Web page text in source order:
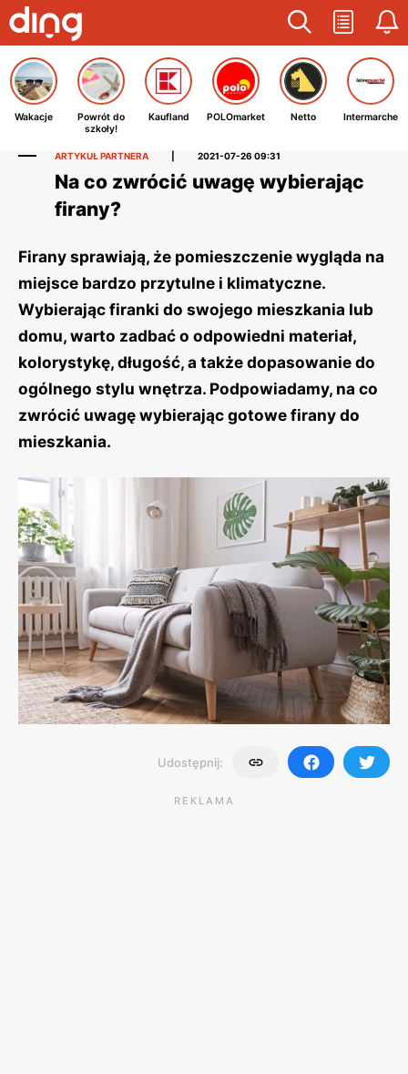
Wakacje
Powrót do
szkoły!
Kaufland POLOmarket Netto Intermarche
ARTYKUŁ PARTNERA 2021-07-26 09:31
Na co zwrócić uwagę wybierając
firany?
Firany sprawiają, że pomieszczenie wygląda na
miejsce bardzo przytulne i klimatyczne.
Wybierając firanki do swojego mieszkania lub
domu, warto zadbać o odpowiedni materiał,
kolorystykę, długość, a także dopasowanie do
ogólnego stylu wnętrza. Podpowiadamy, na co
zwrócić uwagę wybierając gotowe firany do
mieszkania.
Udostępnij:
REKLAMA